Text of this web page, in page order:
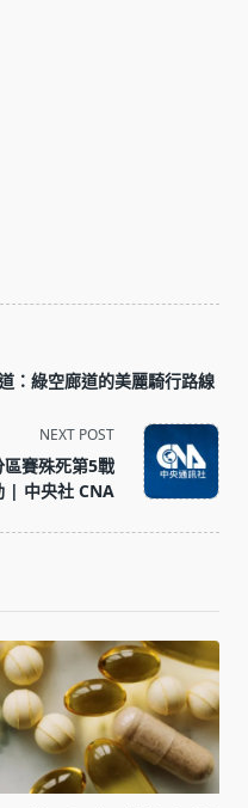
：綠空廊道的美麗騎行路線
NEXT POST
賽殊死第5戰
| 中央社 CNA